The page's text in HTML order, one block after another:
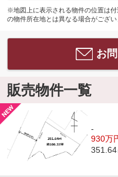
※地図上に表示される物件の位置は
の物件所在地とは異なる場合がござい
お
販売物件一覧
-
930万